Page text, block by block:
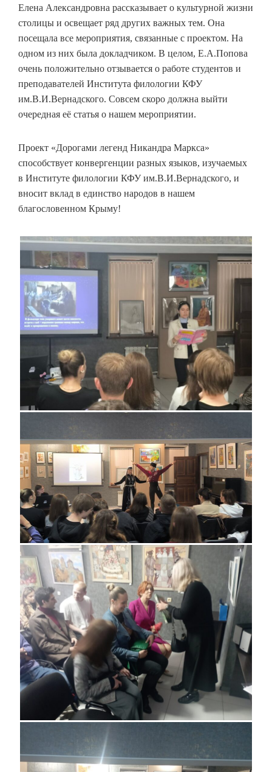
Елена Александровна рассказывает о культурной жизни
столицы и освещает ряд других важных тем. Она
посещала все мероприятия, связанные с проектом. На
одном из них была докладчиком. В целом, Е.А.Попова
очень положительно отзывается о работе студентов и
преподавателей Института филологии КФУ
им.В.И.Вернадского. Совсем скоро должна выйти
очередная её статья о нашем мероприятии.
Проект «Дорогами легенд Никандра Маркса»
способствует конвергенции разных языков, изучаемых
в Институте филологии КФУ им.В.И.Вернадского, и
вносит вклад в единство народов в нашем
благословенном Крыму!